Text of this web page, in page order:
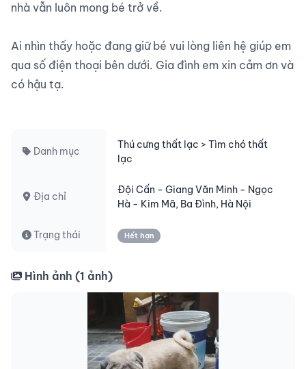
nhà vẫn luôn mong bé trở về.
Ai nhìn thấy hoặc đang giữ bé vui lòng liên hệ giúp em
qua số điện thoại bên dưới. Gia đình em xin cảm ơn và
có hậu tạ.
Danh mục
Thú cưng thất lạc > Tìm chó thất
lạc
Địa chỉ
Đội Cấn - Giang Văn Minh - Ngọc
Hà - Kim Mã, Ba Đình, Hà Nội
Trạng thái Hết hạn
Hình ảnh (1 ảnh)